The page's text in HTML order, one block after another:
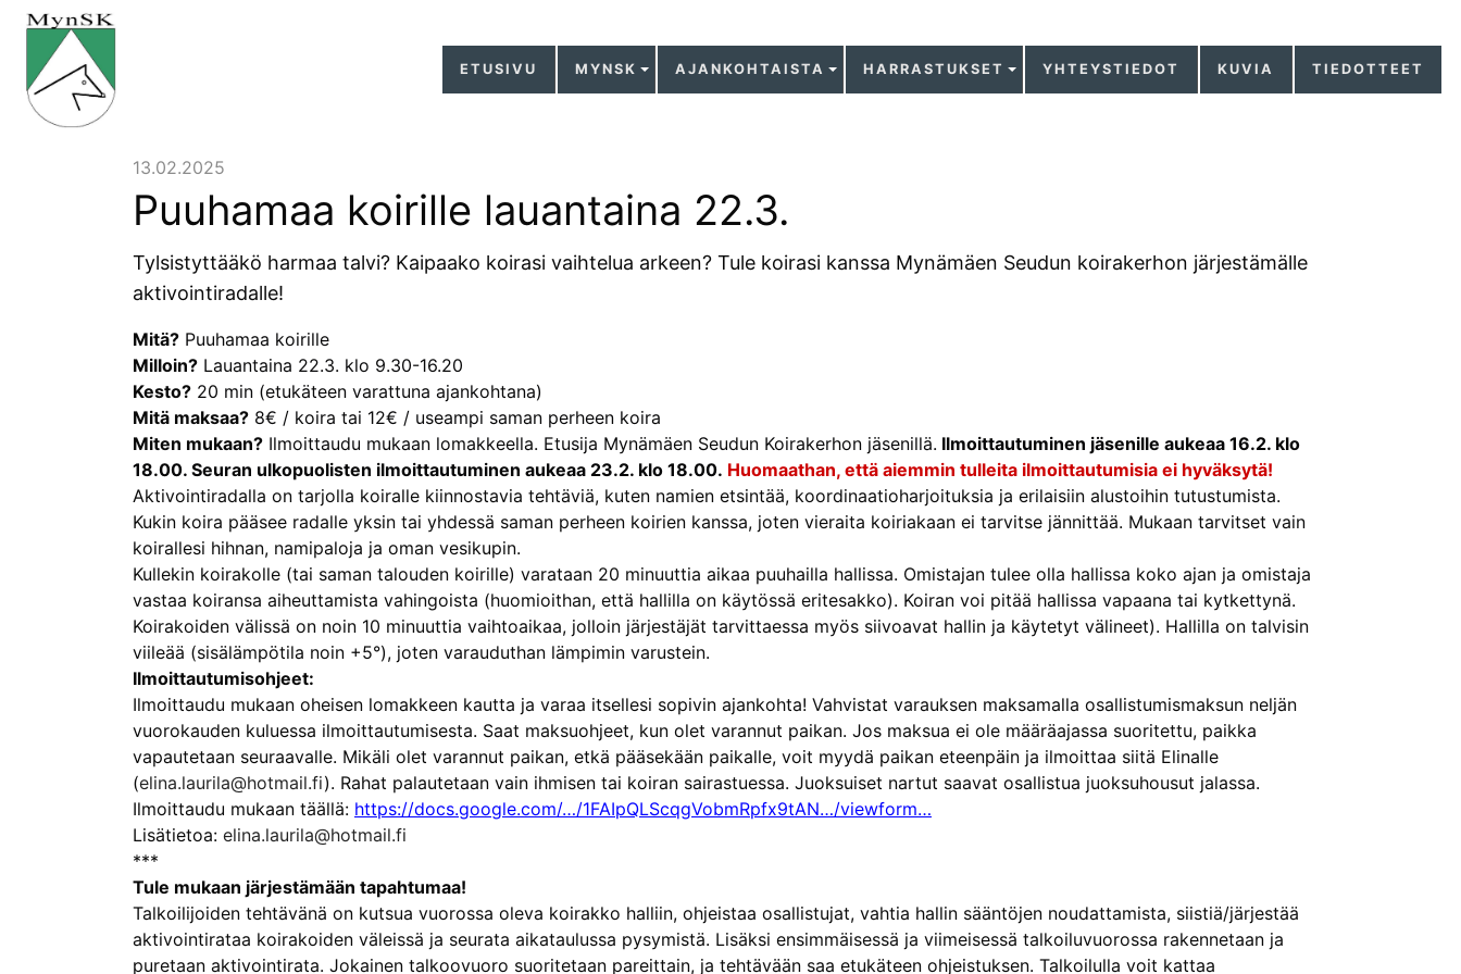
ETUSIVU MYNSK AJANKOHTAISTA HARRASTUKSET YHTEYSTIEDOT KUVIA TIEDOTTEET
13.02.2025
Puuhamaa koirille lauantaina 22.3.
Tylsistyttääkö harmaa talvi? Kaipaako koirasi vaihtelua arkeen? Tule koirasi kanssa Mynämäen Seudun koirakerhon järjestämälle
aktivointiradalle!
Mitä?Puuhamaa koirille
Milloin?Lauantaina 22.3. klo 9.30-16.20
Kesto?20 min (etukäteen varattuna ajankohtana)
Mitä maksaa?8€ / koira tai 12€ / useampi saman perheen koira
Miten mukaan?Ilmoittaudu mukaan lomakkeella. Etusija Mynämäen Seudun Koirakerhon jäsenillä. Ilmoittautuminen jäsenille aukeaa 16.2. klo
18.00. Seuran ulkopuolisten ilmoittautuminen aukeaa 23.2. klo 18.00. Huomaathan, että aiemmin tulleita ilmoittautumisia ei hyväksytä!
Aktivointiradalla on tarjolla koiralle kiinnostavia tehtäviä, kuten namien etsintää, koordinaatioharjoituksia ja erilaisiin alustoihin tutustumista.
Kukin koira pääsee radalle yksin tai yhdessä saman perheen koirien kanssa, joten vieraita koiriakaan ei tarvitse jännittää. Mukaan tarvitset vain
koirallesi hihnan, namipaloja ja oman vesikupin.
Kullekin koirakolle (tai saman talouden koirille) varataan 20 minuuttia aikaa puuhailla hallissa. Omistajan tulee olla hallissa koko ajan ja omistaja
vastaa koiransa aiheuttamista vahingoista (huomioithan, että hallilla on käytössä eritesakko). Koiran voi pitää hallissa vapaana tai kytkettynä.
Koirakoiden välissä on noin 10 minuuttia vaihtoaikaa, jolloin järjestäjät tarvittaessa myös siivoavat hallin ja käytetyt välineet). Hallilla on talvisin
viileää (sisälämpötila noin +5°), joten varauduthan lämpimin varustein.
Ilmoittautumisohjeet:
Ilmoittaudu mukaan oheisen lomakkeen kautta ja varaa itsellesi sopivin ajankohta! Vahvistat varauksen maksamalla osallistumismaksun neljän
vuorokauden kuluessa ilmoittautumisesta. Saat maksuohjeet, kun olet varannut paikan. Jos maksua ei ole määräajassa suoritettu, paikka
vapautetaan seuraavalle. Mikäli olet varannut paikan, etkä pääsekään paikalle, voit myydä paikan eteenpäin ja ilmoittaa siitä Elinalle
(elina.laurila@hotmail.fi). Rahat palautetaan vain ihmisen tai koiran sairastuessa. Juoksuiset nartut saavat osallistua juoksuhousut jalassa.
Ilmoittaudu mukaan täällä: https://docs.google.com/…/1FAIpQLScqgVobmRpfx9tAN…/viewform…
Lisätietoa: elina.laurila@hotmail.fi
***
Tule mukaan järjestämään tapahtumaa!
Talkoilijoiden tehtävänä on kutsua vuorossa oleva koirakko halliin, ohjeistaa osallistujat, vahtia hallin sääntöjen noudattamista, siistiä/järjestää
aktivointirataa koirakoiden väleissä ja seurata aikataulussa pysymistä. Lisäksi ensimmäisessä ja viimeisessä talkoiluvuorossa rakennetaan ja
puretaan aktivointirata. Jokainen talkoovuoro suoritetaan pareittain, ja tehtävään saa etukäteen ohjeistuksen. Talkoilulla voit kattaa